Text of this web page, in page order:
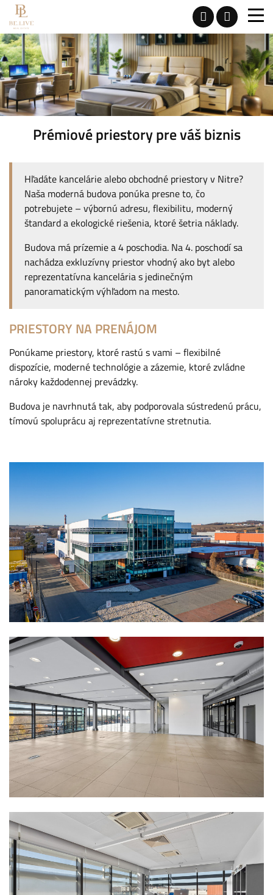
Prémiové priestory pre váš biznis
Hľadáte kancelárie alebo obchodné priestory v Nitre?
Naša moderná budova ponúka presne to, čo
potrebujete – výbornú adresu, flexibilitu, moderný
štandard a ekologické riešenia, ktoré šetria náklady.
Budova má prízemie a 4 poschodia. Na 4. poschodí sa
nachádza exkluzívny priestor vhodný ako byt alebo
reprezentatívna kancelária s jedinečným
panoramatickým výhľadom na mesto.
PRIESTORY NA PRENÁJOM
Ponúkame priestory, ktoré rastú s vami – flexibilné
dispozície, moderné technológie a zázemie, ktoré zvládne
nároky každodennej prevádzky.
Budova je navrhnutá tak, aby podporovala sústredenú prácu,
tímovú spoluprácu aj reprezentatívne stretnutia.